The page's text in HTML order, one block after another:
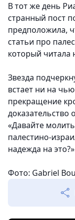
В тот же день
странный пост
предположила,
статьи про
который читала
Звезда
встает ни на
прекращение
доказательство
«Давайте
палестино-
надежда на
Фото: Gabriel